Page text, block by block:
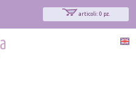
articoli: 0 pz.